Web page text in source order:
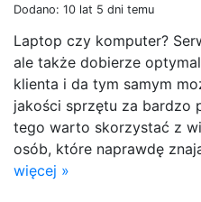
Dodano: 10 lat 5 dni temu
Laptop czy komputer?
ale także dobierze
klienta i da tym samym
jakości sprzętu za bardzo
tego warto skorzystać z
osób, które naprawdę
więcej »